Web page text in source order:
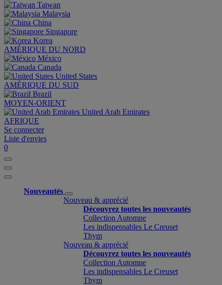
Taiwan
Malaysia
China
Singapore
Korea
AMÉRIQUE DU NORD
México
Canada
United States
AMÉRIQUE DU SUD
Brazil
MOYEN-ORIENT
United Arab Emirates
AFRIQUE
Se connecter
Liste d'envies
0
Nouveautés
Nouveau & apprécié
Découvrez toutes les nouveautés
Collection Automne
Les indispensables Le Creuset
Thym
Nouveau & apprécié
Découvrez toutes les nouveautés
Collection Automne
Les indispensables Le Creuset
Thym